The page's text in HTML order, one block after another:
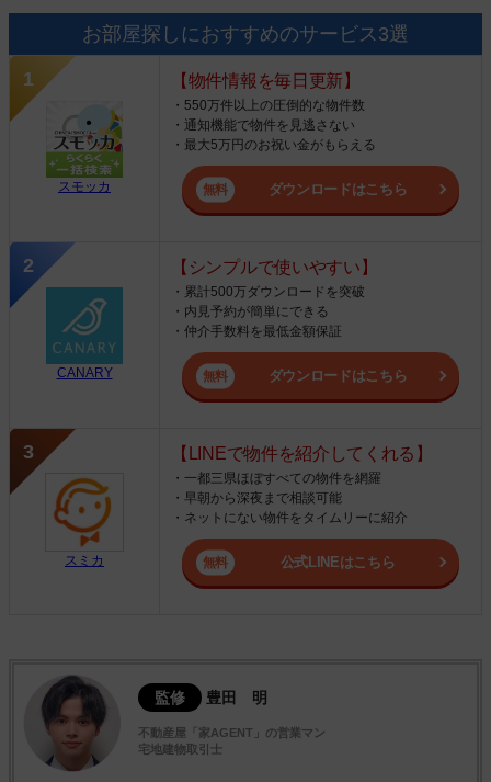
お部屋探しにおすすめのサービス3選
スモッカ
【物件情報を毎日更新】
・550万件以上の圧倒的な物件数
・通知機能で物件を見逃さない
・最大5万円のお祝い金がもらえる
ダウンロードはこちら
CANARY
【シンプルで使いやすい】
・累計500万ダウンロードを突破
・内見予約が簡単にできる
・仲介手数料を最低金額保証
ダウンロードはこちら
スミカ
【LINEで物件を紹介してくれる】
・一都三県ほぼすべての物件を網羅
・早朝から深夜まで相談可能
・ネットにない物件をタイムリーに紹介
公式LINEはこちら
監修 豊田 明
不動産屋「家AGENT」の営業マン
宅地建物取引士